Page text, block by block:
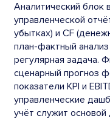
Аналитический блок
управленческой
убытках) и CF
план-фактный
регулярная задача.
сценарный прогноз
показатели KPI и
управленческие
учёт служит